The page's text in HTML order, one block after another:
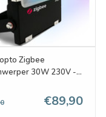
Zigbee
30W 230V -
€89,90